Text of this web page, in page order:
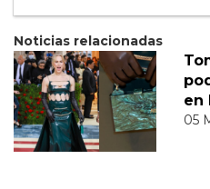
Noticias relacionadas
en
05